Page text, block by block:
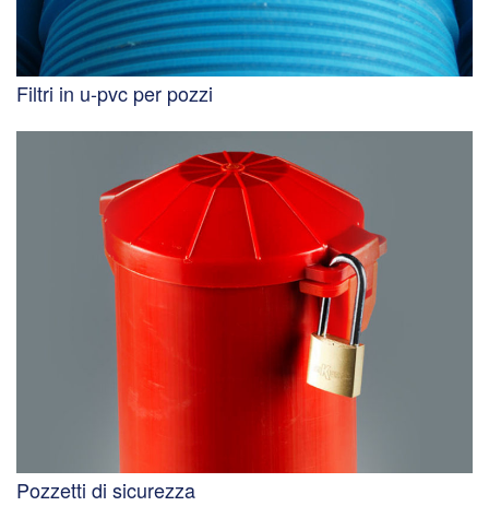
Filtri in u-pvc per pozzi
Pozzetti di sicurezza